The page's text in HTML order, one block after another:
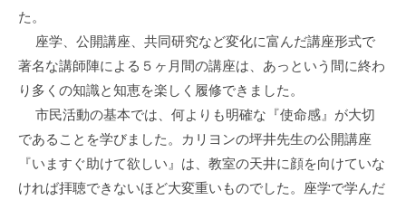
た。
座学、公開講座、共同研究など変化に富んだ講座形式で
著名な講師陣による５ヶ月間の講座は、あっという間に終わ
り多くの知識と知恵を楽しく履修できました。
市民活動の基本では、何よりも明確な『使命感』が大切
であることを学びました。カリヨンの坪井先生の公開講座
『いますぐ助けて欲しい』は、教室の天井に顔を向けていな
ければ拝聴できないほど大変重いものでした。座学で学んだ